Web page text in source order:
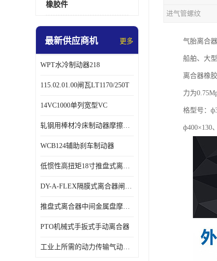
橡胶件
最新供应商机 更多
WPT水冷制动器218
115.02.01.00闸瓦LT1170/250T
14VC1000单列宽型VC
轧钢用棒材冷床制动器摩擦片218
WCB124辅助刹车制动器
低惯性高扭矩18寸推盘式离合器中心盘齿盘W18-11-101
DY-A-FLEX隔膜式离合器闸瓦总成7015125A
推盘式离合器中间金属盘摩擦盘18寸
PTO机械式手扳式手动离合器
工业上所需的动力传输气动离合器WCB424
进气管螺纹
气胎离合
船舶、大
离合器橡
力为
格型号：
ф400×130